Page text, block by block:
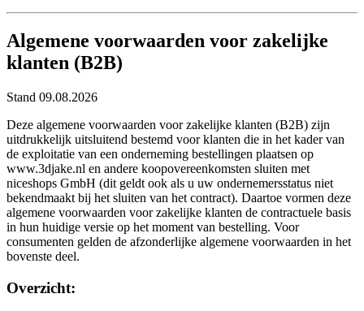
Algemene voorwaarden voor zakelijke
klanten (B2B)
Stand 09.08.2026
Deze algemene voorwaarden voor zakelijke klanten (B2B) zijn
uitdrukkelijk uitsluitend bestemd voor klanten die in het kader van
de exploitatie van een onderneming bestellingen plaatsen op
www.3djake.nl en andere koopovereenkomsten sluiten met
niceshops GmbH (dit geldt ook als u uw ondernemersstatus niet
bekendmaakt bij het sluiten van het contract). Daartoe vormen deze
algemene voorwaarden voor zakelijke klanten de contractuele basis
in hun huidige versie op het moment van bestelling. Voor
consumenten gelden de afzonderlijke algemene voorwaarden in het
bovenste deel.
Overzicht: